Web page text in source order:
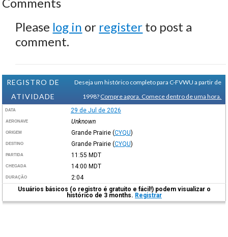
Please log in or register to post a
comment.
REGISTRO DE
ATIVIDADE
Deseja um histórico completo para C-FVWU a partir de
1998? Compre agora. Comece dentro de uma hora.
DATA 29 de Jul de 2026
AERONAVE Unknown
ORIGEM Grande Prairie (CYQU)
DESTINO Grande Prairie (CYQU)
PARTIDA 11:55 MDT
CHEGADA 14:00 MDT
DURAÇÃO
2:04
Usuários básicos (o registro é gratuito e fácil!) podem visualizar o
histórico de 3 months. Registrar